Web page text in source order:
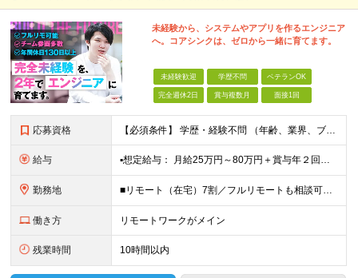
未経験から、システムやアプリを作るエンジニア
へ。コアシンクは、ゼロから一緒に育てます。
未経験歓迎 学歴不問 ベテランOK
完全週休2日 賞与複数月 面接1回
応募資格 【必須条件】 学歴・経験不問 （年齢、業界、ブランクの有無は問いません） 【こんな思いの方を、特に歓迎します】 「IT業界に憧れているけど、自分にもできるのか不安」 「異業種から転職して、新しいキ
給与 ▪️想定給与： 月給25万円～80万円＋賞与年２回＋各種手当 ★前職の給与額は保証します！ 【手当一覧】 ■住宅手当 ■交通費 ■時間外手当 ■引越し手当（規程あり） ※月給は経験・スキルを考慮
勤務地 ■リモート（在宅）7割／フルリモートも相談可能 ■一都三県を中心に各地のプロジェクト先 ※プロジェクトは本人の希望を最大限考慮し相談のうえで決定 ※転居を伴う転勤なし 【本社】 東京都千代田区外神田
働き方 リモートワークがメイン
残業時間 10時間以内